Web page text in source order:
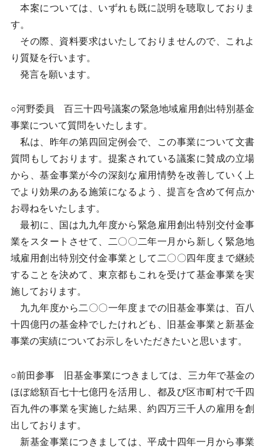
本案については、いずれも既に説明を聴取しておりま
す。
その際、資料要求はいたしておりませんので、これよ
り質疑を行います。
発言を願います。
○河野委員 百三十四号議案の緊急地域雇用創出特別基金
事業について質問をいたします。
私は、昨年の第四回定例会で、この事業について文書
質問もしております。提案されている議案に賛成の立場
から、基金事業が今の深刻な雇用情勢を改善していく上
でより効果のある施策になるよう、提言を含めて何点か
お尋ねをいたします。
最初に、国は九九年度から緊急雇用創出特別交付金事
業をスタートさせて、二〇〇二年一月から新しく緊急地
域雇用創出特別交付金事業として二〇〇四年度まで継続
することを決めて、東京都もこれを受けて基金事業を実
施しております。
九九年度から二〇〇一年度までの旧基金事業は、百八
十四億円の基金枠でしたけれども、旧基金事業と新基金
事業の実績についてお示しをいただきたいと思います。
○前田参事 旧基金事業につきましては、三カ年で基金の
ほぼ総額百七十七億円を活用し、都及び区市町村で千四
百九件の事業を実施した結果、約四万三千人の雇用を創
出しております。
新基金事業につきましては、平成十四年一月から事業